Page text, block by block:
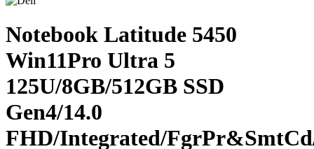
Notebook Latitude 5450
Win11Pro Ultra 5
125U/8GB/512GB SSD
Gen4/14.0
FHD/Integrated/